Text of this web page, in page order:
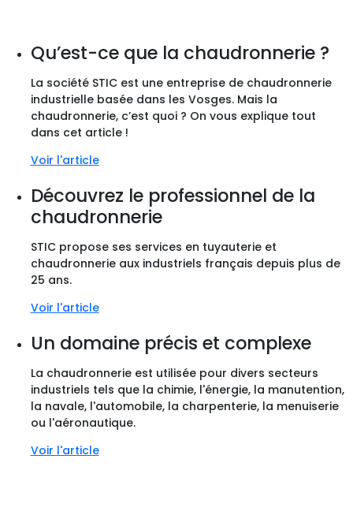
Qu’est-ce que la chaudronnerie ?
La société STIC est une entreprise de chaudronnerie
industrielle basée dans les Vosges. Mais la
chaudronnerie, c’est quoi ? On vous explique tout
dans cet article !
Voir l'article
Découvrez le professionnel de la
chaudronnerie
STIC propose ses services en tuyauterie et
chaudronnerie aux industriels français depuis plus de
25 ans.
Voir l'article
Un domaine précis et complexe
La chaudronnerie est utilisée pour divers secteurs
industriels tels que la chimie, l'énergie, la manutention,
la navale, l'automobile, la charpenterie, la menuiserie
ou l'aéronautique.
Voir l'article